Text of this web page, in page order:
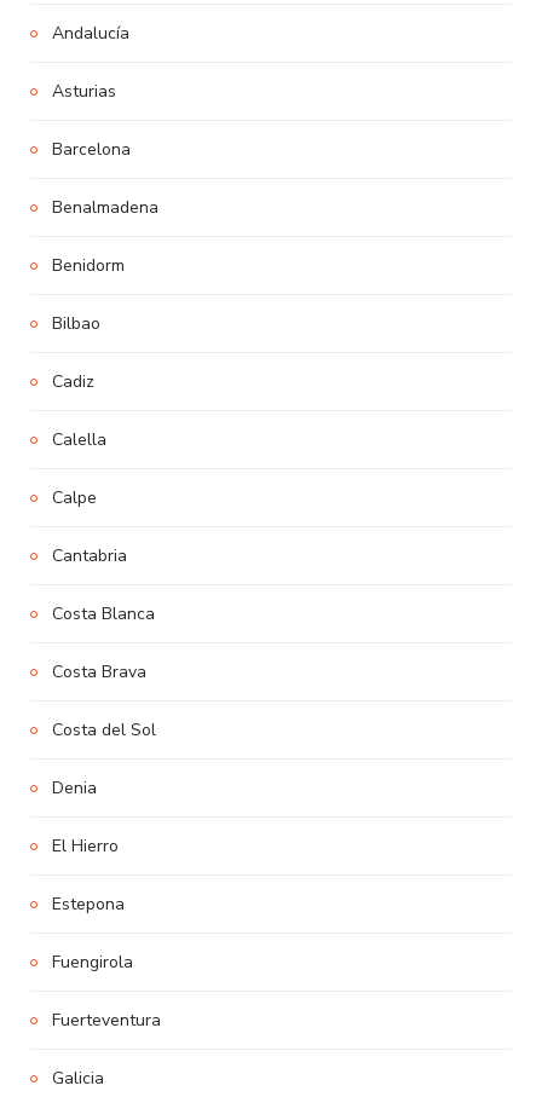
Andalucía
Asturias
Barcelona
Benalmadena
Benidorm
Bilbao
Cadiz
Calella
Calpe
Cantabria
Costa Blanca
Costa Brava
Costa del Sol
Denia
El Hierro
Estepona
Fuengirola
Fuerteventura
Galicia